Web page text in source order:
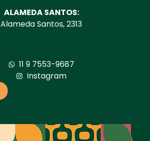
ALAMEDA SANTOS:
Alameda Santos, 2313
11 9 7553-9687
Instagram